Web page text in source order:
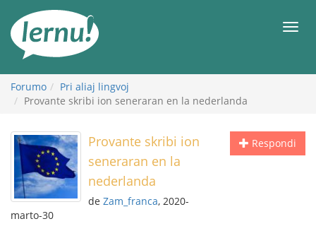
enhavo
Forumo
Pri aliaj lingvoj
Provante skribi ion seneraran en la nederlanda
Respondi
Provante skribi ion
seneraran en la
nederlanda
de Zam_franca, 2020-
marto-30